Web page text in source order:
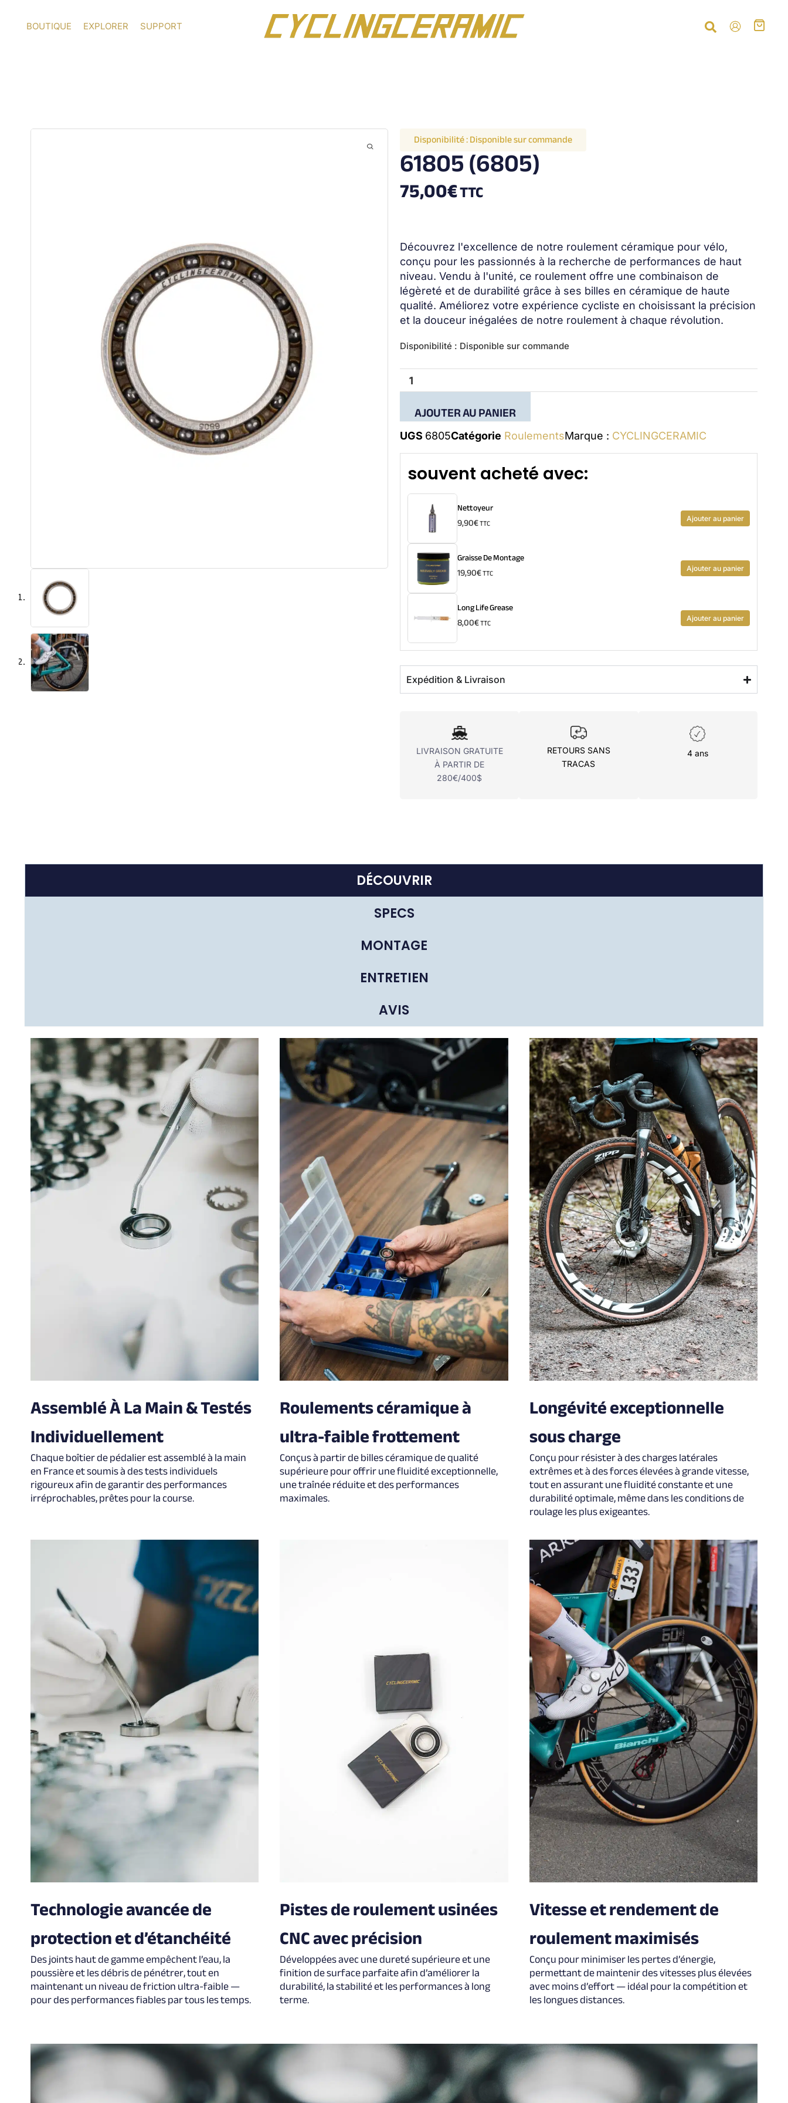
BOUTIQUE EXPLORER SUPPORT
Disponibilité :Disponible sur commande
61805 (6805)
75,00€TTC
Découvrez l'excellence de notre roulement céramique pour vélo,
conçu pour les passionnés à la recherche de performances de haut
niveau. Vendu à l'unité, ce roulement offre une combinaison de
légèreté et de durabilité grâce à ses billes en céramique de haute
qualité. Améliorez votre expérience cycliste en choisissant la précision
et la douceur inégalées de notre roulement à chaque révolution.
Disponibilité : Disponible sur commande
quantité
61805
(6805)
AJOUTER AU PANIER
UGS 6805Catégorie RoulementsMarque : CYCLINGCERAMIC
souvent acheté avec:
Nettoyeur
9,90€TTC Ajouter au panier
Graisse De Montage
19,90€TTC Ajouter au panier
Long Life Grease
8,00€TTC Ajouter au panier
Expédition & Livraison
LIVRAISON GRATUITE
À PARTIR DE
280€/400$
RETOURS SANS
TRACAS
4 ans
DÉCOUVRIR
SPECS
MONTAGE
ENTRETIEN
AVIS
Assemblé À La Main & Testés
Individuellement
Chaque boîtier de pédalier est assemblé à la main
en France et soumis à des tests individuels
rigoureux afin de garantir des performances
irréprochables, prêtes pour la course.
Roulements céramique à
ultra-faible frottement
Conçus à partir de billes céramique de qualité
supérieure pour offrir une fluidité exceptionnelle,
une traînée réduite et des performances
maximales.
Longévité exceptionnelle
sous charge
Conçu pour résister à des charges latérales
extrêmes et à des forces élevées à grande vitesse,
tout en assurant une fluidité constante et une
durabilité optimale, même dans les conditions de
roulage les plus exigeantes.
Technologie avancée de
protection et d’étanchéité
Des joints haut de gamme empêchent l’eau, la
poussière et les débris de pénétrer, tout en
maintenant un niveau de friction ultra-faible —
pour des performances fiables par tous les temps.
Pistes de roulement usinées
CNC avec précision
Développées avec une dureté supérieure et une
finition de surface parfaite afin d’améliorer la
durabilité, la stabilité et les performances à long
terme.
Vitesse et rendement de
roulement maximisés
Conçu pour minimiser les pertes d’énergie,
permettant de maintenir des vitesses plus élevées
avec moins d’effort — idéal pour la compétition et
les longues distances.